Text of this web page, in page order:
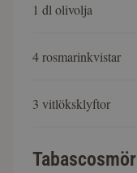
1 dl olivolja
4 rosmarinkvistar
3 vitlöksklyftor
Tabascosmör